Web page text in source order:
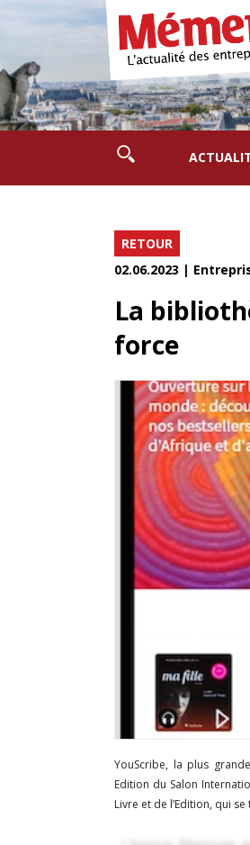
RETOUR
02.06.2023 |
La
force
YouScribe, la plus
Edition du Salon
Livre et de l’Edition, qui